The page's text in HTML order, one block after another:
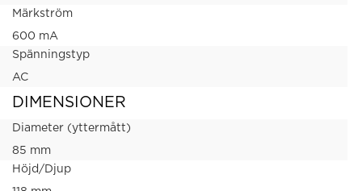
Märkström
600 mA
Spänningstyp
AC
DIMENSIONER
Diameter (yttermått)
85 mm
Höjd/Djup